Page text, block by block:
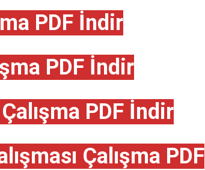
PDF İndir
PDF İndir
PDF İndir
Çalışma PDF